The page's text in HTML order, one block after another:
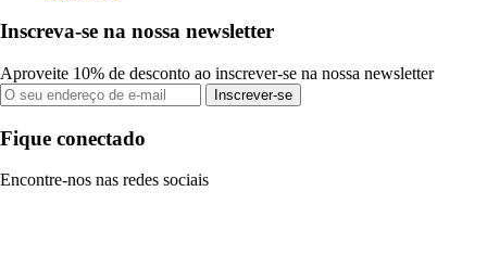
Inscreva-se na nossa newsletter
Aproveite 10% de desconto ao inscrever-se na nossa newsletter
Inscrever-se
Fique conectado
Encontre-nos nas redes sociais